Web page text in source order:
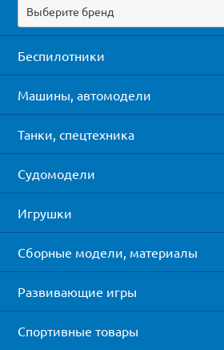
Выберите бренд
Беспилотники
Машины, автомодели
Танки, спецтехника
Судомодели
Игрушки
Сборные модели, материалы
Развивающие игры
Спортивные товары